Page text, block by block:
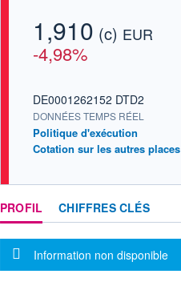
1,910 (c) EUR
-4,98%
DE0001262152 DTD2
DONNÉES TEMPS RÉEL
Politique d'exécution
Cotation sur les autres places
PROFIL CHIFFRES CLÉS
Message d'information
Information non disponible